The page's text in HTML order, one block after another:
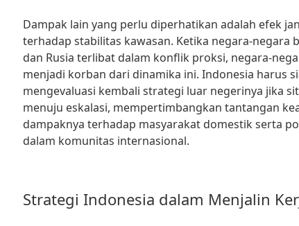
Dampak lain yang perlu diperhatikan adalah efek
terhadap stabilitas kawasan. Ketika negara-negara
dan Rusia terlibat dalam konflik proksi, negara-
menjadi korban dari dinamika ini. Indonesia harus
mengevaluasi kembali strategi luar negerinya jika
menuju eskalasi, mempertimbangkan tantangan
dampaknya terhadap masyarakat domestik serta
dalam komunitas internasional.
Strategi Indonesia dalam Menjalin